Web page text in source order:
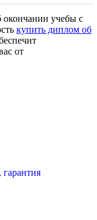
окончании учебы с
купить диплом об
от